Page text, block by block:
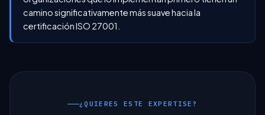
camino significativamente más suave hacia la
certificación ISO 27001.
¿QUIERES ESTE EXPERTISE?